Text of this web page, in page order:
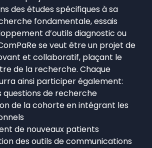
des études spécifiques à sa
fondamentale, essais
d’outils diagnostic ou
se veut être un projet de
et collaboratif, plaçant le
de la recherche. Chaque
ainsi participer également:
questions de recherche
de la cohorte en intégrant les
de nouveaux patients
des outils de communications